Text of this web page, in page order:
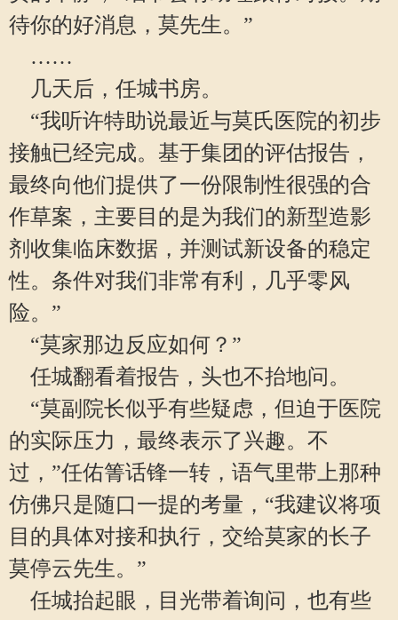
待你的好消息，莫先生。”
……
几天后，任城书房。
“我听许特助说最近与莫氏医院的初步
接触已经完成。基于集团的评估报告，
最终向他们提供了一份限制性很强的合
作草案，主要目的是为我们的新型造影
剂收集临床数据，并测试新设备的稳定
性。条件对我们非常有利，几乎零风
险。”
“莫家那边反应如何？”
任城翻看着报告，头也不抬地问。
“莫副院长似乎有些疑虑，但迫于医院
的实际压力，最终表示了兴趣。不
过，”任佑箐话锋一转，语气里带上那种
仿佛只是随口一提的考量，“我建议将项
目的具体对接和执行，交给莫家的长子
莫停云先生。”
任城抬起眼，目光带着询问，也有些